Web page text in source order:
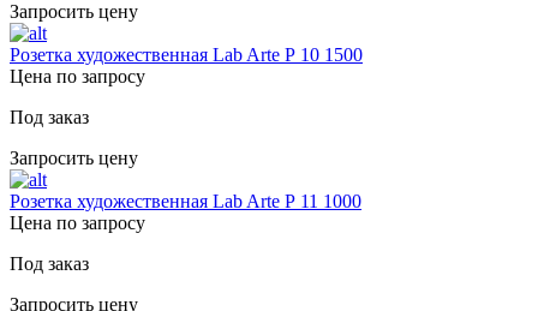
Запросить цену
Розетка художественная Lab Arte Р 10 1500
Цена по запросу
Под заказ
Запросить цену
Розетка художественная Lab Arte Р 11 1000
Цена по запросу
Под заказ
Запросить цену